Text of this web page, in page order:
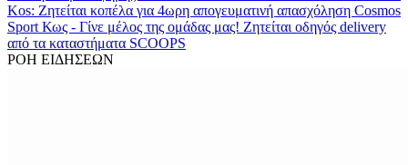
Kos: Ζητείται κοπέλα για 4ωρη απογευματινή απασχόληση Cosmos
Sport Κως - Γίνε μέλος της ομάδας μας! Ζητείται οδηγός delivery
από τα καταστήματα SCOOPS
ΡΟΗ ΕΙΔΗΣΕΩΝ